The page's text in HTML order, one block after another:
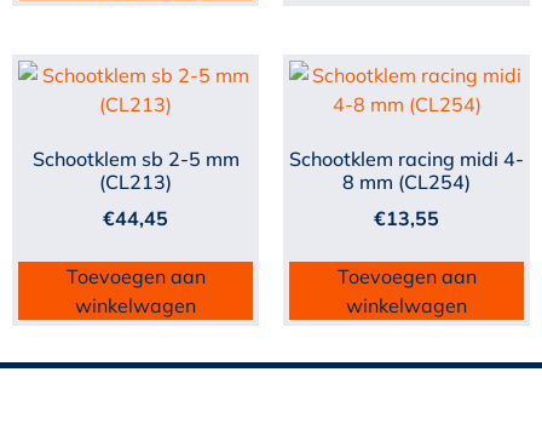
Schootklem sb 2-5 mm
(CL213)
€44,45
Toevoegen aan
winkelwagen
Schootklem racing midi 4-
8 mm (CL254)
€13,55
Toevoegen aan
winkelwagen